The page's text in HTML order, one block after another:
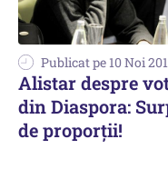
Publicat pe 10 Noi
Alistar despre
din Diaspora:
de proporţii!